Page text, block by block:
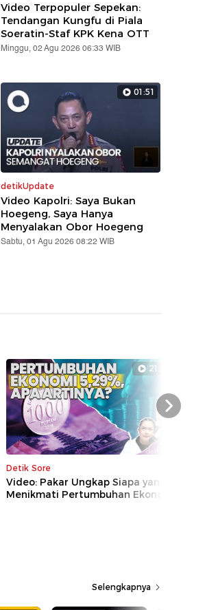
Video Terpopuler Sepekan:
Tendangan Kungfu di Piala
Soeratin-Staf KPK Kena OTT
Minggu, 02 Agu 2026 06:33 WIB
01:51
detikUpdate
Video Kapolri: Saya Bukan
Hoegeng, Saya Hanya
Menyalakan Obor Hoegeng
Sabtu, 01 Agu 2026 08:22 WIB
21:17
Detik Sore
Video: Pakar Ungkap Siapa yang
Menikmati Pertumbuhan Ekonomi
Next
Selengkapnya